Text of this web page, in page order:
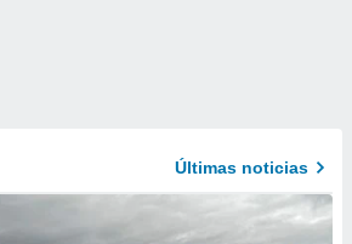
Últimas noticias